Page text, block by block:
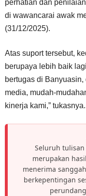
perhatian dan
di wawancarai awak
(31/12/2025).
Atas suport tersebut,
berupaya lebih baik
bertugas di
media, mudah-
kinerja kami,”
Seluruh
merupakan
menerima
berkepentingan